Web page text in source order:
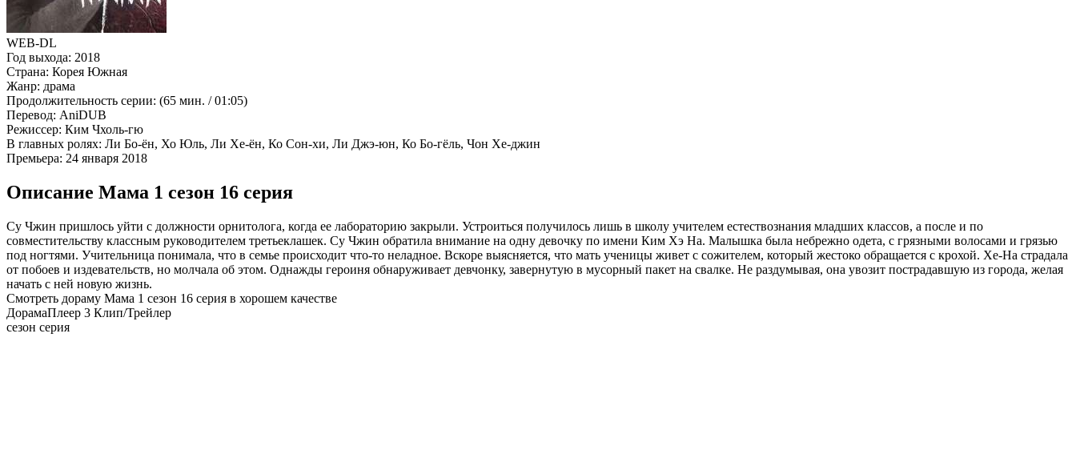
WEB-DL
Год выхода: 2018
Страна: Корея Южная
Жанр: драма
Продолжительность серии: (65 мин. / 01:05)
Перевод: AniDUB
Режиссер: Ким Чхоль-гю
В главных ролях: Ли Бо-ён, Хо Юль, Ли Хе-ён, Ко Сон-хи, Ли Джэ-юн, Ко Бо-гёль, Чон Хе-джин
Премьера: 24 января 2018
Описание Мама 1 сезон 16 серия
Су Чжин пришлось уйти с должности орнитолога, когда ее лабораторию закрыли. Устроиться получилось лишь в школу учителем естествознания младших классов, а после и по
совместительству классным руководителем третьеклашек. Су Чжин обратила внимание на одну девочку по имени Ким Хэ На. Малышка была небрежно одета, с грязными волосами и грязью
под ногтями. Учительница понимала, что в семье происходит что-то неладное. Вскоре выясняется, что мать ученицы живет с сожителем, который жестоко обращается с крохой. Хе-На страдала
от побоев и издевательств, но молчала об этом. Однажды героиня обнаруживает девчонку, завернутую в мусорный пакет на свалке. Не раздумывая, она увозит пострадавшую из города, желая
начать с ней новую жизнь.
Смотреть дораму Мама 1 сезон 16 серия в хорошем качестве
ДорамаПлеер 3 Клип/Трейлер
сезон серия